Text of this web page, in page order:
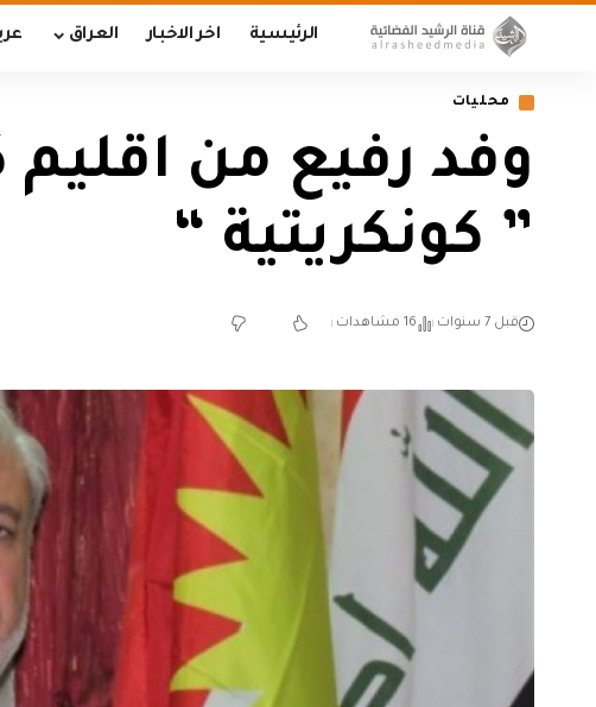
الرئيسية اخر الاخبار العراق
محليات
وفد رفيع من اقليم
” كونكريتية “
قبل 7 سنوات 16 مشاهدات